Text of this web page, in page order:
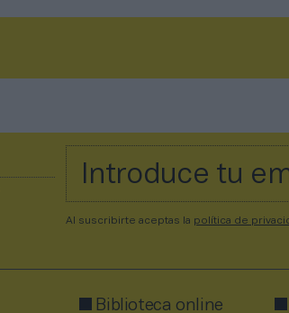
Al suscribirte aceptas la política de
Biblioteca online